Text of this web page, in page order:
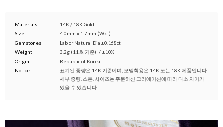
Materials
14K / 18K Gold
Size
4.0mm x 1.7mm (WxT)
Gemstones
Lab or Natural Dia ±0.168ct
Weight
3.2g (11호 기준) / ±10%
Origin
Republic of Korea
Notice
표기된 중량은 14K 기준이며, 모델착용은 14K 또는 18K 제품입니다.
세부 중량, 스톤, 사이즈는 주문하신 크리에이션에 따라 다소 차이가
있을 수 있습니다.